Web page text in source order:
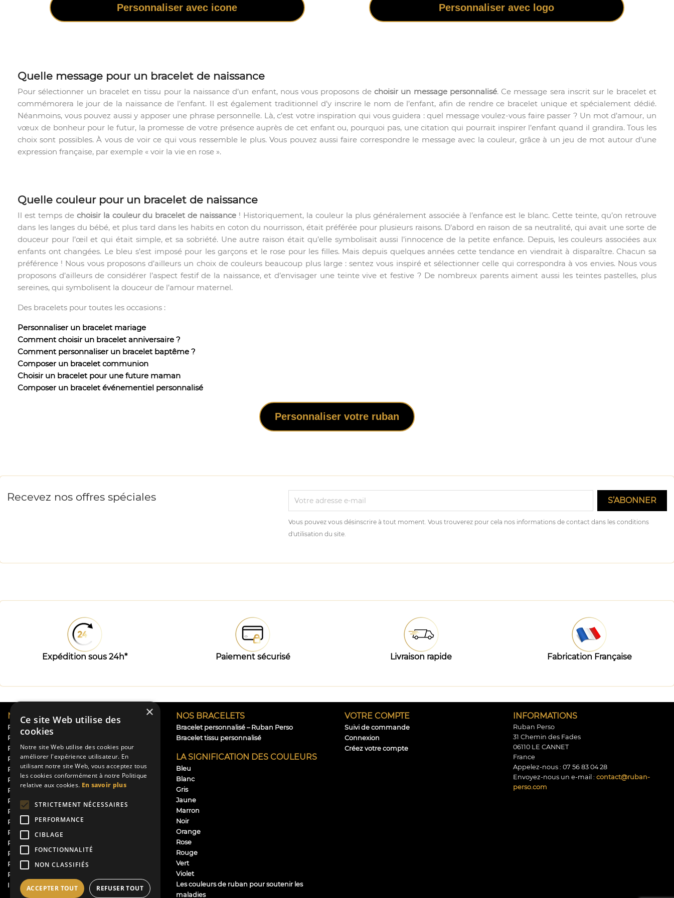
Personnaliser avec icone Personnaliser avec logo
Quelle message pour un bracelet de naissance
Pour sélectionner un bracelet en tissu pour la naissance d’un enfant, nous vous proposons dechoisir un message personnalisé. Ce message sera inscrit sur le bracelet et
commémorera le jour de la naissance de l’enfant. Il est également traditionnel d’y inscrire le nom de l’enfant, afin de rendre ce bracelet unique et spécialement dédié.
Néanmoins, vous pouvez aussi y apposer une phrase personnelle. Là, c’est votre inspiration qui vous guidera : quel message voulez-vous faire passer ? Un mot d’amour, un
vœux de bonheur pour le futur, la promesse de votre présence auprès de cet enfant ou, pourquoi pas, une citation qui pourrait inspirer l’enfant quand il grandira. Tous les
choix sont possibles. À vous de voir ce qui vous ressemble le plus. Vous pouvez aussi faire correspondre le message avec la couleur, grâce à un jeu de mot autour d’une
expression française, par exemple « voir la vie en rose ».
Quelle couleur pour un bracelet de naissance
Il est temps de choisir la couleur du bracelet de naissance ! Historiquement, la couleur la plus généralement associée à l’enfance est le blanc. Cette teinte, qu’on retrouve
dans les langes du bébé, et plus tard dans les habits en coton du nourrisson, était préférée pour plusieurs raisons. D’abord en raison de sa neutralité, qui avait une sorte de
douceur pour l’œil et qui était simple, et sa sobriété. Une autre raison était qu’elle symbolisait aussi l’innocence de la petite enfance. Depuis, les couleurs associées aux
enfants ont changées. Le bleu s’est imposé pour les garçons et le rose pour les filles. Mais depuis quelques années cette tendance en viendrait à disparaître. Chacun sa
préférence ! Nous vous proposons d’ailleurs un choix de couleurs beaucoup plus large : sentez vous inspiré et sélectionner celle qui correspondra à vos envies. Nous vous
proposons d’ailleurs de considérer l’aspect festif de la naissance, et d’envisager une teinte vive et festive ? De nombreux parents aiment aussi les teintes pastelles, plus
sereines, qui symbolisent la douceur de l’amour maternel.
Des bracelets pour toutes les occasions :
Personnaliser un bracelet mariage
Comment choisir un bracelet anniversaire ?
Comment personnaliser un bracelet baptême ?
Composer un bracelet communion
Choisir un bracelet pour une future maman
Composer un bracelet événementiel personnalisé
Personnaliser votre ruban
Recevez nos offres spéciales
Vous pouvez vous désinscrire à tout moment. Vous trouverez pour cela nos informations de contact dans les conditions
d'utilisation du site.
Expédition sous 24h* Paiement sécurisé Livraison rapide Fabrication Française
NOS RUBANS
Ruban personnalisé baptême
Ruban personnalisé mariage
Ruban personnalisé naissance
Rubans personnalisés communion
Rubans personnalisés anniversaire
Ruban personnalisé rapide et pas cher – Ruban
Perso
Ruban future maman
Ruban chapeau
Ruban satin personnalisé
Ruban dragées personnalisé
Ruban prénom
Ruban personnalisé logo
Ruban deuil personnalisé
Ruban Inauguration Personnalisé - Ruban
Inauguration
NOS BRACELETS
Bracelet personnalisé – Ruban Perso
Bracelet tissu personnalisé
LA SIGNIFICATION DES COULEURS
Bleu
Blanc
Gris
Jaune
Marron
Noir
Orange
Rose
Rouge
Vert
Violet
Les couleurs de ruban pour soutenir les
maladies
VOTRE COMPTE
Suivi de commande
Connexion
Créez votre compte
INFORMATIONS
Ruban Perso
31 Chemin des Fades
06110 LE CANNET
France
Appelez-nous : 07 56 83 04 28
Envoyez-nous un e-mail : contact@ruban-
perso.com
×
Ce site Web utilise des
cookies
Notre site Web utilise des cookies pour
améliorer l'expérience utilisateur. En
utilisant notre site Web, vous acceptez tous
les cookies conformément à notre Politique
relative aux cookies. En savoir plus
STRICTEMENT NÉCESSAIRES
PERFORMANCE
CIBLAGE
FONCTIONNALITÉ
NON CLASSIFIÉS
ACCEPTER TOUT REFUSER TOUT